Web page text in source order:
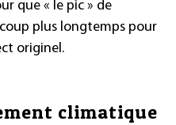
que « le pic » de
plus longtemps pour
originel.
climatique